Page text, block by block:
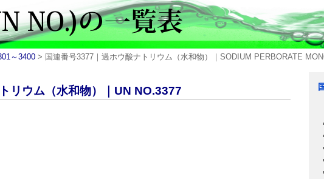
～3400 > 国連番号3377｜過ホウ酸ナトリウム（水和物）｜SODIUM PERBORATE
リウム（水和物）｜UN NO.3377